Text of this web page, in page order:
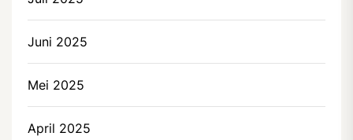
Juni 2025
Mei 2025
April 2025